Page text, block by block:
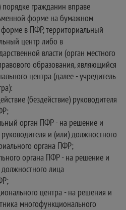
гражданин вправе
форме на бумажном
в ПФР, территориальный
центр либо в
власти (орган местного
образования, являющийся
центра (далее - учредитель
(бездействие) руководителя
орган ПФР - на решение и
и (или) должностного
органа ПФР;
органа ПФР - на решение и
лица
центра - на решения и
многофункционального